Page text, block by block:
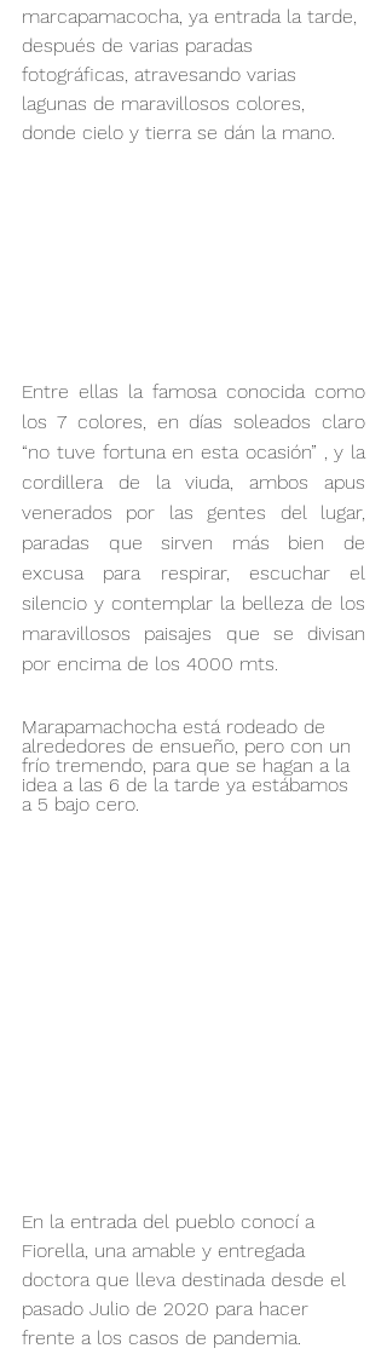
marcapamacocha, ya entrada la tarde,
después de varias paradas
fotográficas, atravesando varias
lagunas de maravillosos colores,
donde cielo y tierra se dán la mano.
Entre ellas la famosa conocida como
los 7 colores, en días soleados claro
“no tuve fortuna en esta ocasión” , y la
cordillera de la viuda, ambos apus
venerados por las gentes del lugar,
paradas que sirven más bien de
excusa para respirar, escuchar el
silencio y contemplar la belleza de los
maravillosos paisajes que se divisan
por encima de los 4000 mts.
Marapamachocha está rodeado de
alrededores de ensueño, pero con un
frío tremendo, para que se hagan a la
idea a las 6 de la tarde ya estábamos
a 5 bajo cero.
En la entrada del pueblo conocí a
Fiorella, una amable y entregada
doctora que lleva destinada desde el
pasado Julio de 2020 para hacer
frente a los casos de pandemia.